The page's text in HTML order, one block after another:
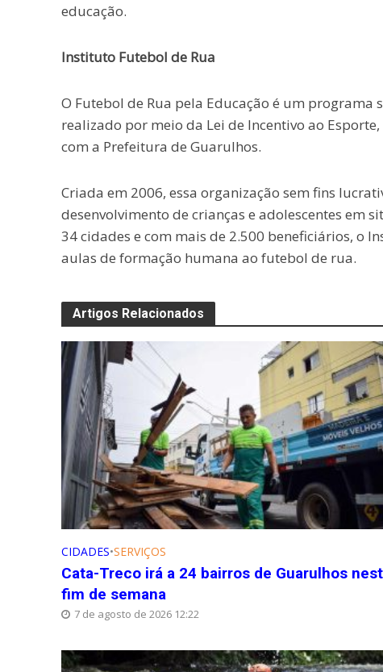
educação.
Instituto Futebol de Rua
O Futebol de Rua pela Educação é um
realizado por meio da Lei de Incentivo ao
com a Prefeitura de Guarulhos.
Criada em 2006, essa organização sem fins
desenvolvimento de crianças e adolescentes em
34 cidades e com mais de 2.500 beneficiários, o
aulas de formação humana ao futebol de rua.
Artigos Relacionados
CIDADES•SERVIÇOS
Cata-Treco irá a 24 bairros de Guarulhos
fim de semana
7 de agosto de 2026 12:22